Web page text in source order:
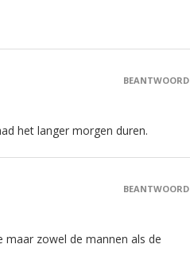
het langer morgen duren.
BEANTWOORD
zowel de mannen als de
BEANTWOORD